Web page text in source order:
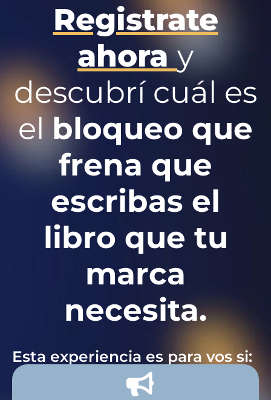
Registrate
ahoray
descubrí cuál es
el bloqueo que
frena que
escribas el
libro que tu
marca
necesita.
Esta experiencia es para vos si: